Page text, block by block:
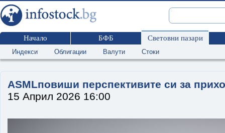
Начало БФБ Световни пазари
Индекси Облигации Валути Стоки
ASMLповиши перспективите си за
15 Април 2026 16:00